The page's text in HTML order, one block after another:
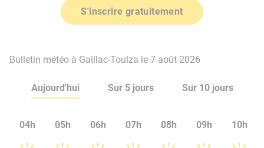
S'inscrire gratuitement
Bulletin météo à Gaillac-Toulza le 7 août 2026
Aujourd'hui Sur 5 jours Sur 10 jours
04h 05h 06h 07h 08h 09h 10h